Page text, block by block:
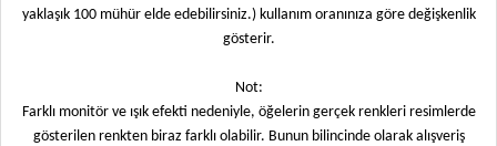
yaklaşık 100 mühür elde edebilirsiniz.) kullanım oranınıza göre değişkenlik
gösterir.
Not:
Farklı monitör ve ışık efekti nedeniyle, öğelerin gerçek renkleri resimlerde
gösterilen renkten biraz farklı olabilir. Bunun bilincinde olarak alışveriş